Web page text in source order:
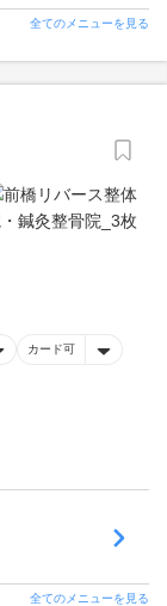
全てのメニューを見る
カード可
全てのメニューを見る